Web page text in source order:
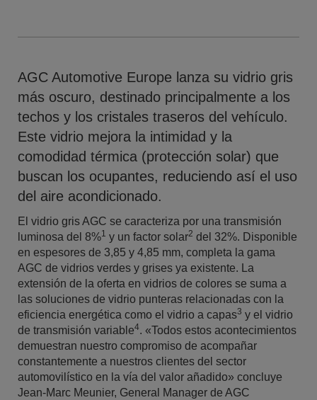
AGC Automotive Europe lanza su vidrio gris
más oscuro, destinado principalmente a los
techos y los cristales traseros del vehículo.
Este vidrio mejora la intimidad y la
comodidad térmica (protección solar) que
buscan los ocupantes, reduciendo así el uso
del aire acondicionado.
El vidrio gris AGC se caracteriza por una transmisión
luminosa del 8%1 y un factor solar2 del 32%. Disponible
en espesores de 3,85 y 4,85 mm, completa la gama
AGC de vidrios verdes y grises ya existente. La
extensión de la oferta en vidrios de colores se suma a
las soluciones de vidrio punteras relacionadas con la
eficiencia energética como el vidrio a capas3 y el vidrio
de transmisión variable4. «Todos estos acontecimientos
demuestran nuestro compromiso de acompañar
constantemente a nuestros clientes del sector
automovilístico en la vía del valor añadido» concluye
Jean-Marc Meunier, General Manager de AGC